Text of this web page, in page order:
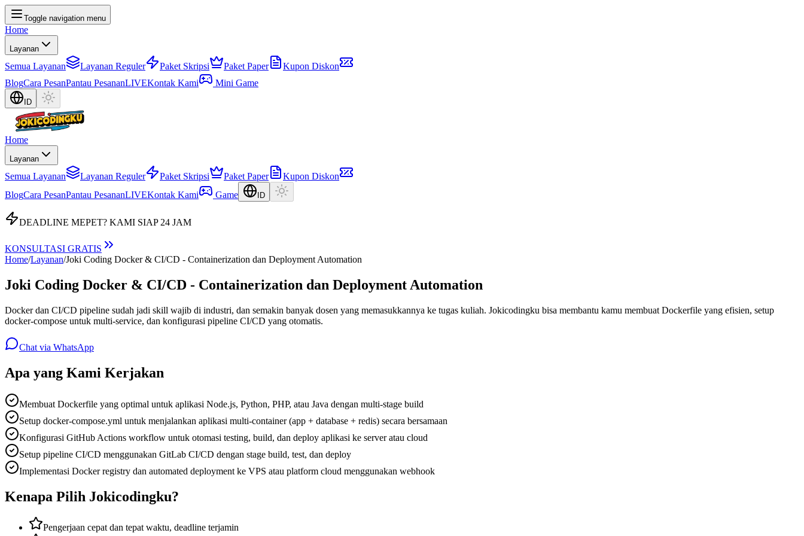
Toggle navigation menu
Home
Layanan
Semua Layanan Layanan Reguler Paket Skripsi Paket Paper
Kupon Diskon
BlogCara PesanPantau PesananLIVEKontak Kami Mini Game
ID
Home
Layanan
Semua Layanan Layanan Reguler Paket Skripsi Paket Paper
Kupon Diskon
BlogCara PesanPantau PesananLIVEKontak Kami Game ID
DEADLINE MEPET? KAMI SIAP 24 JAM
KONSULTASI GRATIS
Home/Layanan/Joki Coding Docker & CI/CD - Containerization dan Deployment Automation
Joki Coding Docker & CI/CD - Containerization dan Deployment Automation
Docker dan CI/CD pipeline sudah jadi skill wajib di industri, dan semakin banyak dosen yang memasukkannya ke tugas kuliah. Jokicodingku bisa membantu kamu membuat Dockerfile yang efisien, setup
docker-compose untuk multi-service, dan konfigurasi pipeline CI/CD yang otomatis.
Chat via WhatsApp
Apa yang Kami Kerjakan
Membuat Dockerfile yang optimal untuk aplikasi Node.js, Python, PHP, atau Java dengan multi-stage build
Setup docker-compose.yml untuk menjalankan aplikasi multi-container (app + database + redis) secara bersamaan
Konfigurasi GitHub Actions workflow untuk otomasi testing, build, dan deploy aplikasi ke server atau cloud
Setup pipeline CI/CD menggunakan GitLab CI/CD dengan stage build, test, dan deploy
Implementasi Docker registry dan automated deployment ke VPS atau platform cloud menggunakan webhook
Kenapa Pilih Jokicodingku?
Pengerjaan cepat dan tepat waktu, deadline terjamin